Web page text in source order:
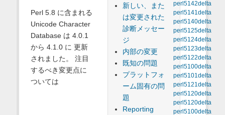
perl5142delta
perl5141delta
perl5140delta
perl5125delta
perl5124delta
perl5123delta
perl5122delta
perl5100delta
perl5101delta
perl5121delta
perl5120delta
perl5120delta
perl5100delta
新しい、また
は変更された
診断メッセー
ジ
内部の変更
既知の問題
プラットフォ
ーム固有の問
題
Reporting
Perl 5.8 に含まれる
Unicode Character
Database は 4.0.1
から 4.1.0 に 更新
されました。 注目
するべき変更点に
ついては